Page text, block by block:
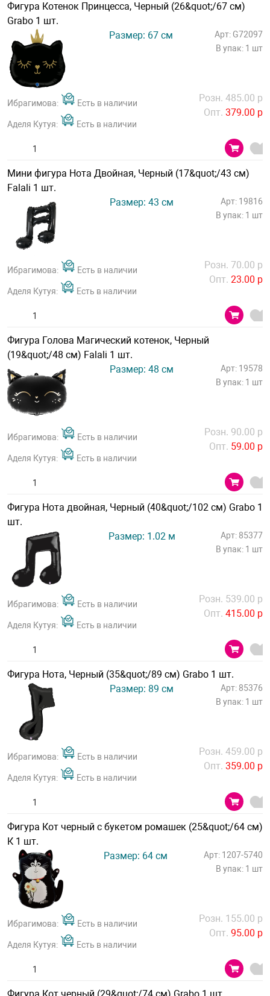
Фигура Котенок Принцесса, Черный (26&quot;/67 см)
Grabo 1 шт.
Размер: 67 см
Арт: G72097
В упак: 1 шт
Ибрагимова: Есть в наличии
Аделя Кутуя: Есть в наличии
Розн. 485.00 р
Опт. 379.00 р
Мини фигура Нота Двойная, Черный (17&quot;/43 см)
Falali 1 шт.
Размер: 43 см
Арт: 19816
В упак: 1 шт
Ибрагимова: Есть в наличии
Аделя Кутуя: Есть в наличии
Розн. 70.00 р
Опт. 23.00 р
Фигура Голова Магический котенок, Черный
(19&quot;/48 см) Falali 1 шт.
Размер: 48 см
Арт: 19578
В упак: 1 шт
Ибрагимова: Есть в наличии
Аделя Кутуя: Есть в наличии
Розн. 90.00 р
Опт. 59.00 р
Фигура Нота двойная, Черный (40&quot;/102 см) Grabo 1
шт.
Размер: 1.02 м
Арт: 85377
В упак: 1 шт
Ибрагимова: Есть в наличии
Аделя Кутуя: Есть в наличии
Розн. 539.00 р
Опт. 415.00 р
Фигура Нота, Черный (35&quot;/89 см) Grabo 1 шт.
Размер: 89 см
Арт: 85376
В упак: 1 шт
Ибрагимова: Есть в наличии
Аделя Кутуя: Есть в наличии
Розн. 459.00 р
Опт. 359.00 р
Фигура Кот черный с букетом ромашек (25&quot;/64 см)
К 1 шт.
Размер: 64 см
Арт: 1207-5740
В упак: 1 шт
Ибрагимова: Есть в наличии
Аделя Кутуя: Есть в наличии
Розн. 155.00 р
Опт. 95.00 р